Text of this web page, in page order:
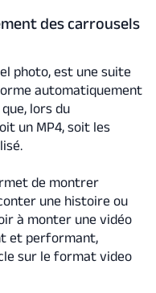
des carrousels
photo, est une suite
automatiquement
que, lors du
un MP4, soit les
de montrer
une histoire ou
à monter une vidéo
et performant,
sur le format video